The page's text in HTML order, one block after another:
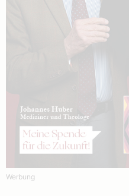
Werbung